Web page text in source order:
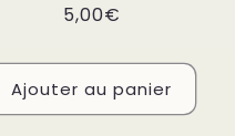
Prix
5,00€
Ajouter au panier